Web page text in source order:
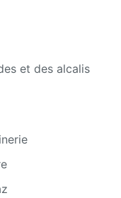
et des alcalis